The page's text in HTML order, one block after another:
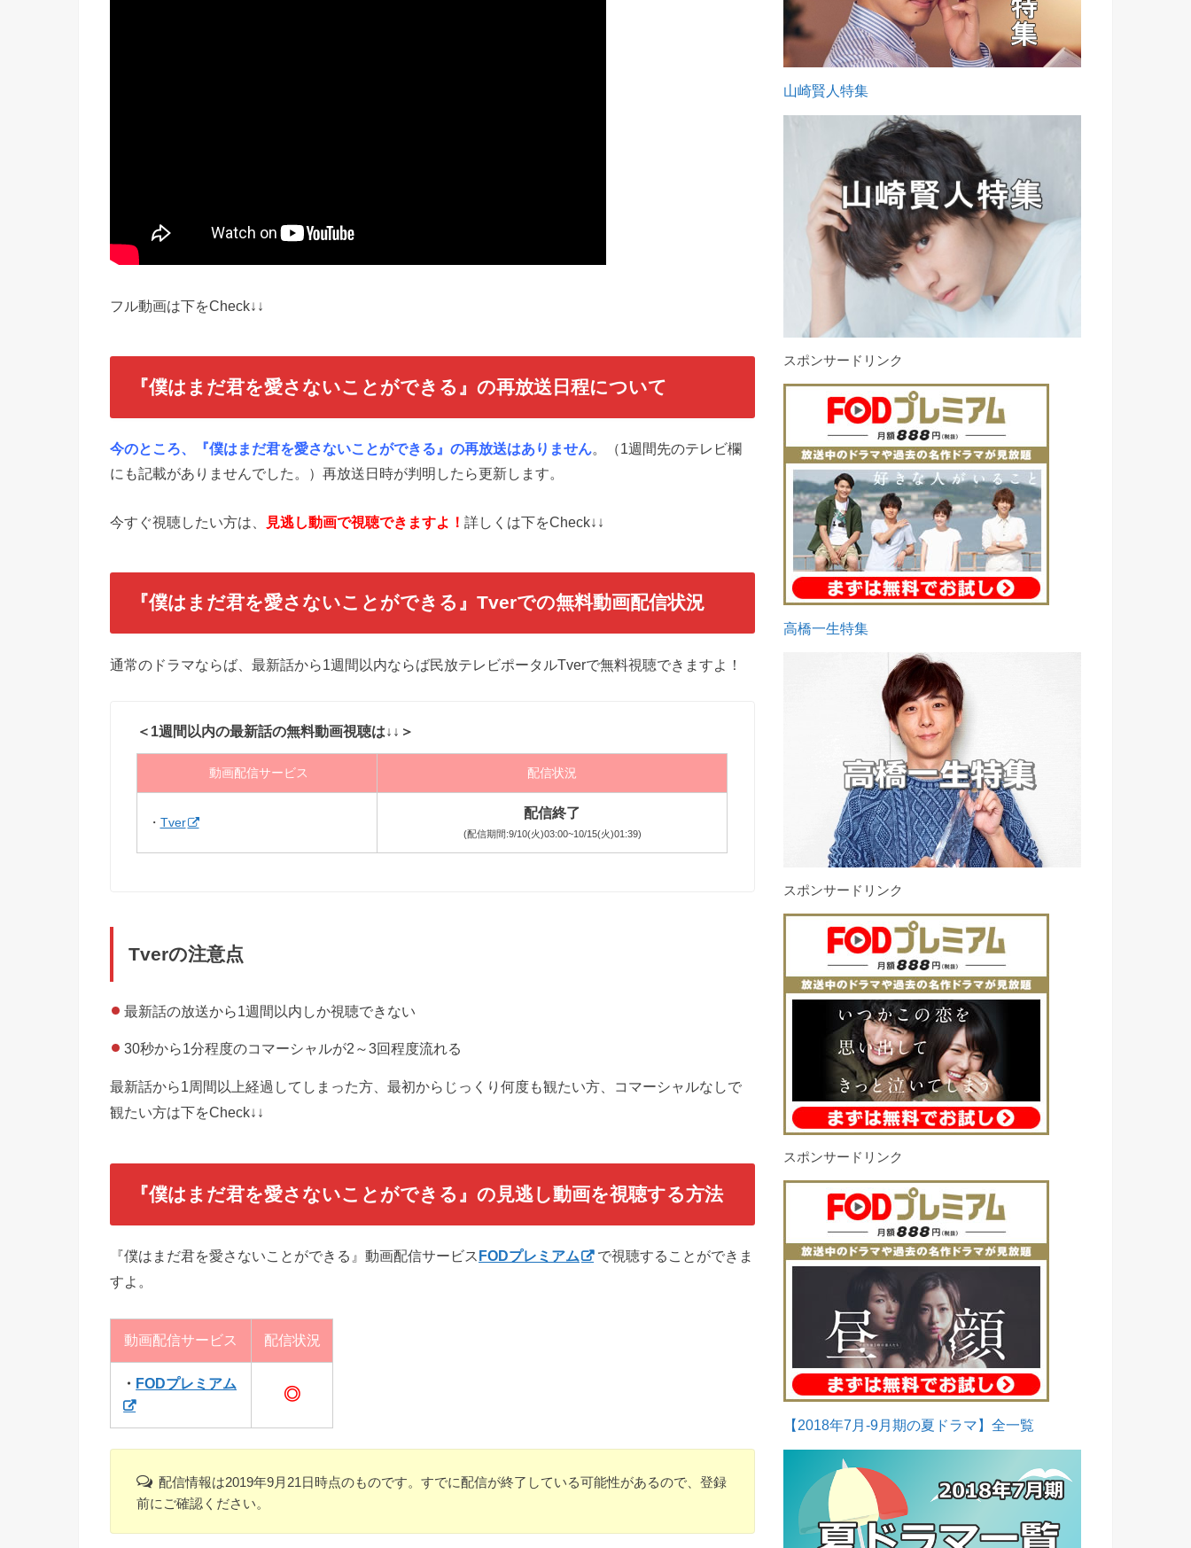
フル動画は下をCheck↓↓
『僕はまだ君を愛さないことができる 』の再放送日程について
今のところ、『僕はまだ君を愛さないことができる』の再放送はありません。（1週間先のテレビ欄
にも記載がありませんでした。）再放送日時が判明したら更新します。
今すぐ視聴したい方は、 見逃し動画で視聴できますよ！ 詳しくは下をCheck↓↓
『僕はまだ君を愛さないことができる』 Tverでの無料動画配信状況
通常のドラマならば、最新話から1週間以内ならば民放テレビポータルTverで無料視聴できますよ！
＜1週間以内の最新話の無料動画視聴は↓↓＞
動画配信サービス 配信状況
・ Tver
配信終了
(配信期間:9/10(火)03:00~10/15(火)01:39)
Tverの注意点
最新話の放送から1週間以内しか視聴できない
30秒から1分程度のコマーシャルが2～3回程度流れる
最新話から1周間以上経過してしまった方、最初からじっくり何度も観たい方、コマーシャルなしで
観たい方は下をCheck↓↓
『僕はまだ君を愛さないことができる』の見逃し動画を視聴する方法
『僕はまだ君を愛さないことができる』動画配信サービス FODプレミアム
で視聴することができま
すよ。
動画配信サービス 配信状況
・ FODプレミアム
◎
配信情報は2019年9月21日時点のものです。すでに配信が終了している可能性があるので、登録
前にご確認ください。
山崎賢人特集
スポンサードリンク
高橋一生特集
スポンサードリンク
スポンサードリンク
【2018年7月-9月期の夏ドラマ】全一覧